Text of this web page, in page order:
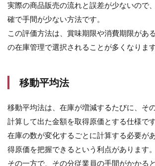
実際の商品販売の流れと誤差が少ないので
確で手間が少ない方法です。
この評価方法は、賞味期限や消費期限があ
の在庫管理で選択されることが多くなります
移動平均法
移動平均法は、在庫が増減するたびに、そ
計算して出た金額を取得原価とする仕様です
在庫の数が変化するごとに計算する必要が
得原価を把握できるという利点があります。
その一方で、その分従業員の手間がかかる